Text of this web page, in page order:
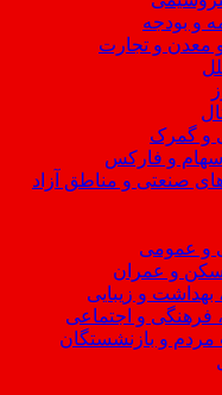
و بودجه
معدن و تجارت
و گمرک
و فارکس
صنعتی و مناطق آزاد
و عمومی
و عمران
و زیبایی
فرهنگی و اجتماعی
و بازنشستگان